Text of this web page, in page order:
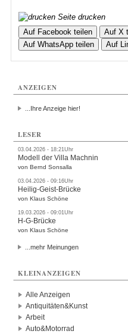
Seite drucken
Auf Facebook teilen
Auf X
Auf WhatsApp teilen
Auf
ANZEIGEN
...Ihre Anzeige hier!
LESER
03.04.2026 - 18:21Uhr
Modell der Villa Machnin
von Bernd Sonsalla
03.04.2026 - 09:16Uhr
Heilig-Geist-Brücke
von Klaus Schöne
19.03.2026 - 09:01Uhr
H-G-Brücke
von Klaus Schöne
...mehr Meinungen
KLEINANZEIGEN
Alle Anzeigen
Antiquitäten&Kunst
Arbeit
Auto&Motorrad